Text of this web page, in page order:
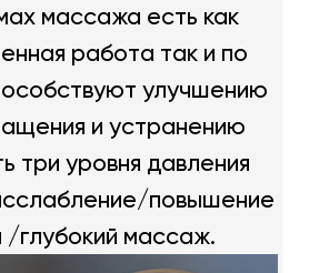
массажа есть как
работа так и по
улучшению
и устранению
три уровня давления
повышение
/глубокий массаж.